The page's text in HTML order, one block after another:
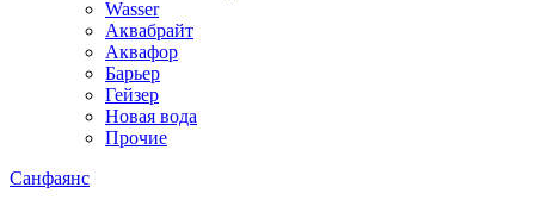
Wasser
Аквабрайт
Аквафор
Барьер
Гейзер
Новая вода
Прочие
Санфаянс